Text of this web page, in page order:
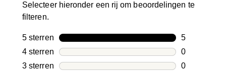
Selecteer hieronder een rij om beoordelingen te
filteren.
5 sterren sterren
5
5
4 sterren sterren
0
0
3 sterren sterren
0